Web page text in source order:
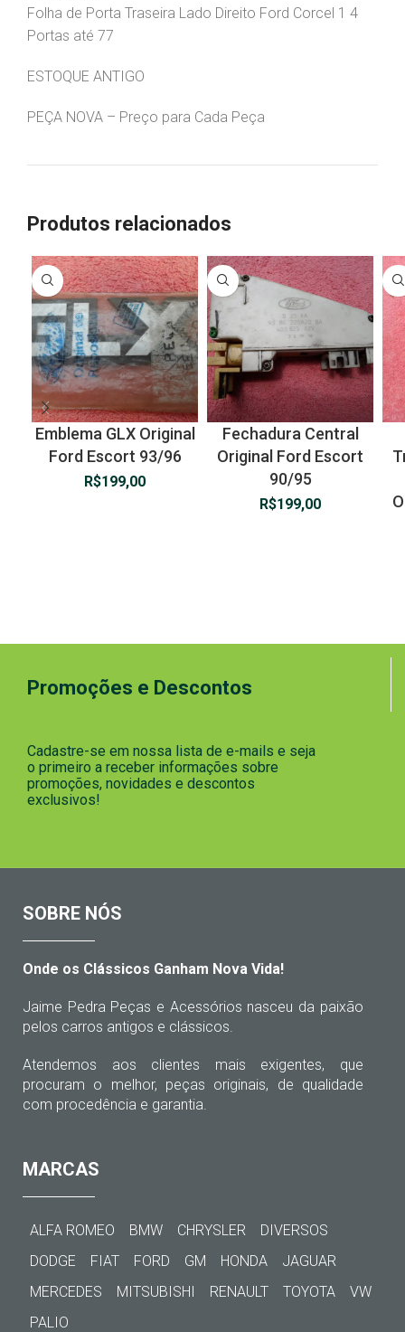
Folha de Porta Traseira Lado Direito Ford Corcel 1 4
Portas até 77
ESTOQUE ANTIGO
PEÇA NOVA – Preço para Cada Peça
Produtos relacionados
Emblema GLX Original
Ford Escort 93/96
R$199,00
Fechadura Central
Original Ford Escort
90/95
R$199,00
Promoções e Descontos
Cadastre-se em nossa lista de e-mails e seja
o primeiro a receber informações sobre
promoções, novidades e descontos
exclusivos!
SOBRE NÓS
Onde os Clássicos Ganham Nova Vida!
Jaime Pedra Peças e Acessórios nasceu da paixão
pelos carros antigos e clássicos.
Atendemos aos clientes mais exigentes, que
procuram o melhor, peças originais, de qualidade
com procedência e garantia.
MARCAS
ALFA ROMEO BMW CHRYSLER
DIVERSOS
DODGE
FIAT FORD GM HONDA
JAGUAR
MERCEDES
MITSUBISHI RENAULT TOYOTA
VW
PALIO